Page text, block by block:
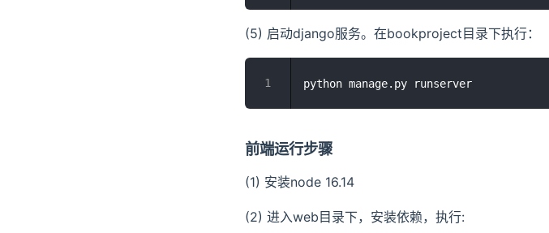
(5) 启动django服务。在bookproject目录下执行：
前端运行步骤
(1) 安装node 16.14
(2) 进入web目录下，安装依赖，执行: